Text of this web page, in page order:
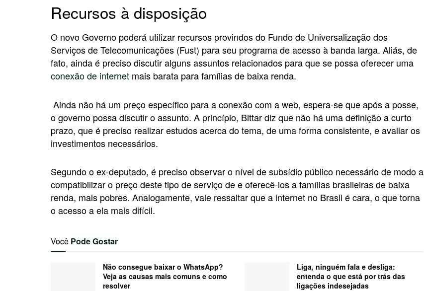
Recursos à disposição
O novo Governo poderá utilizar recursos provindos do Fundo de Universalização dos
Serviços de Telecomunicações (Fust) para seu programa de acesso à banda larga. Aliás, de
fato, ainda é preciso discutir alguns assuntos relacionados para que se possa oferecer uma
conexão de internet mais barata para famílias de baixa renda.
Ainda não há um preço específico para a conexão com a web, espera-se que após a posse,
o governo possa discutir o assunto. A princípio, Bittar diz que não há uma definição a curto
prazo, que é preciso realizar estudos acerca do tema, de uma forma consistente, e avaliar os
investimentos necessários.
Segundo o ex-deputado, é preciso observar o nível de subsídio público necessário de modo a
compatibilizar o preço deste tipo de serviço de e oferecê-los a famílias brasileiras de baixa
renda, mais pobres. Analogamente, vale ressaltar que a internet no Brasil é cara, o que torna
o acesso a ela mais difícil.
Você Pode Gostar
Não consegue baixar o WhatsApp?
Veja as causas mais comuns e como
resolver
Liga, ninguém fala e desliga:
entenda o que está por trás das
ligações indesejadas